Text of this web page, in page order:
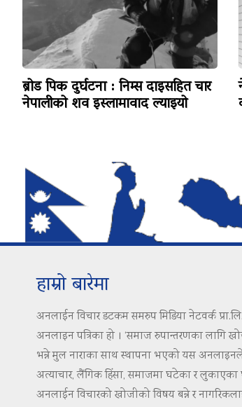
ब्रोड पिक दुर्घटना : निम्स दाइसहित चार
नेपालीको शव इस्लामावाद ल्याइयो
हाम्रो बारेमा
अनलाईन विचार डटकम समरुप मिडिया नेटवर्क
अनलाइन पत्रिका हो । ‘समाज रुपान्तरणका लागि
भन्ने मुल नाराका साथ स्थापना भएको यस अनलाइनले
अत्याचार, लैंगिक हिंसा, समाजमा घटेका र लुकाएका
अनलाईन विचारको खोजीको विषय बन्ने र